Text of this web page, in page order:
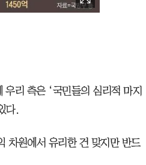
리 측은 ‘국민들의 심리적 마지
다.
차원에서 유리한 건 맞지만 반드